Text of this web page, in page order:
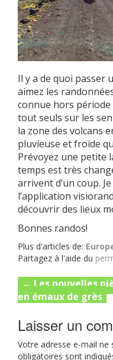
Il y a de quoi passer
aimez les
connue hors
tout seuls sur les
la zone des volcans
pluvieuse et froide
Prévoyez une petite
temps est très
arrivent d’un coup.
l’application
découvrir des lieux
Bonnes randos!
Plus d'articles de:
Partagez à l'aide du
Post
navigation
← Les nouvelles
en émaux de grès
Laisser un
Votre adresse e-mail ne
obligatoires sont